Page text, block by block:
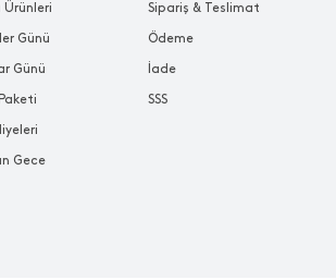
Ürünleri
Günü
Günü
Gece
Sipariş & Teslimat
Ödeme
İade
SSS